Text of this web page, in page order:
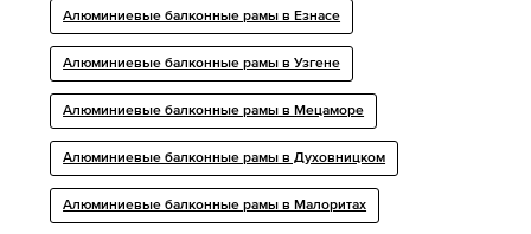
Алюминиевые балконные рамы в Езнасе
Алюминиевые балконные рамы в Узгене
Алюминиевые балконные рамы в Мецаморе
Алюминиевые балконные рамы в Духовницком
Алюминиевые балконные рамы в Малоритах